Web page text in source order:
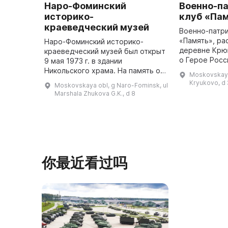
Наро-Фоминский
историко-
краеведческий музей
Наро-Фоминский историко-
краеведческий музей был открыт
9 мая 1973 г. в здании
Никольского храма. На память о
установлен мемориал — танк
Т-34 и Вечный огонь. В самом
Moskovskaya obl, g Naro-Fominsk, ul
Marshala Zhukova G.K., d 8
Военно-
клуб
Военно-
«Память»,
деревне
о Герое
казнена в
1941 году.
Kryukovo, d
你最近看过吗